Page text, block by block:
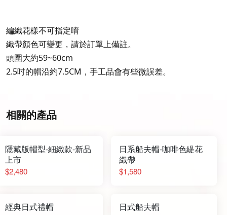
編織花樣不可指定唷
織帶顏色可變更，請於訂單上備註。
頭圍大約59~60cm
2.5吋的帽沿約7.5CM，手工品會有些微誤差。
相關的產品
隱藏版帽型-細緻款-新品
上市
$2,480
日系船夫帽-咖啡色緹花
織帶
$1,580
經典日式禮帽 日式船夫帽